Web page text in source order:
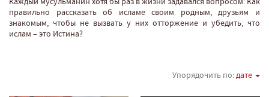
правильно рассказать об исламе своим родным, друзьям и
знакомым, чтобы не вызвать у них отторжение и убедить, что
ислам – это Истина?
Упорядочить по:дате